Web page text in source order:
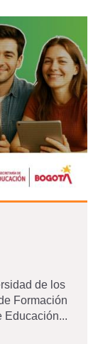
de los
Formación
Educación...